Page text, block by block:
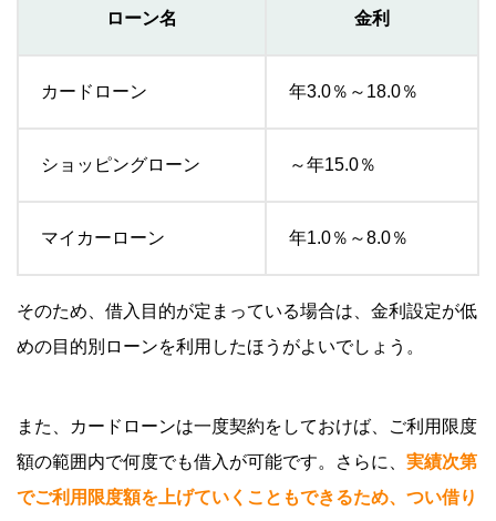
ローン名 金利
カードローン 年3.0％～18.0％
ショッピングローン ～年15.0％
マイカーローン 年1.0％～8.0％
そのため、借入目的が定まっている場合は、金利設定が低
めの目的別ローンを利用したほうがよいでしょう。
また、カードローンは一度契約をしておけば、ご利用限度
額の範囲内で何度でも借入が可能です。さらに、 実績次第
でご利用限度額を上げていくこともできるため、つい借り